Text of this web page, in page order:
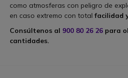
como atmosferas con peligro de
en caso extremo con totalfacilidad
Consúltenos al 900 80 26 26 para
cantidades.